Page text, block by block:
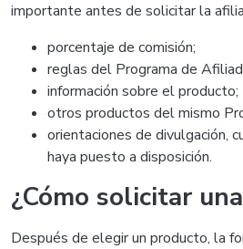
importante antes de solicitar la
porcentaje de comisión;
reglas del Programa de
información sobre el producto;
otros productos del mismo
orientaciones de divulgación,
haya puesto a disposición.
¿Cómo solicitar
Después de elegir un producto, la